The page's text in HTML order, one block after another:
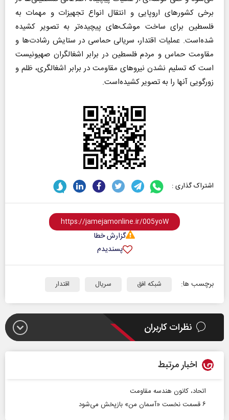
برخی کشورهای اروپایی و انتقال انواع تجهیزات و مهمات به
فلسطین برای ساخت موشک‌های پیچیده‌تر به تصویر کشیده
شده‌است. عملیات اقتدار، سریالی حماسی در ستایش رشادت‌ها و
مقاومت حماس و مردم فلسطین در برابر اشغالگران صهیونیست
است که تسلیم نشدن نیروهای مقاومت در برابر اشغالگری، ظلم و
زورگویی آنها را به تصویر کشیده‌است.
اشتراک گذاری :
گزارش خطا
پسندیدم
برچسب ها: شبکه افق سریال اقتدار
نظرات کاربران
اخبار مرتبط
اتحاد، کانون هندسه مقاومت
۶ قسمت نخست «آسمان من» بازپخش می‌شود